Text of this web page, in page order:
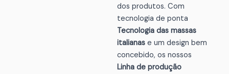
dos produtos. Com
tecnologia de ponta
Tecnologia das massas
italianase um design bem
concebido, os nossos
Linha de produção